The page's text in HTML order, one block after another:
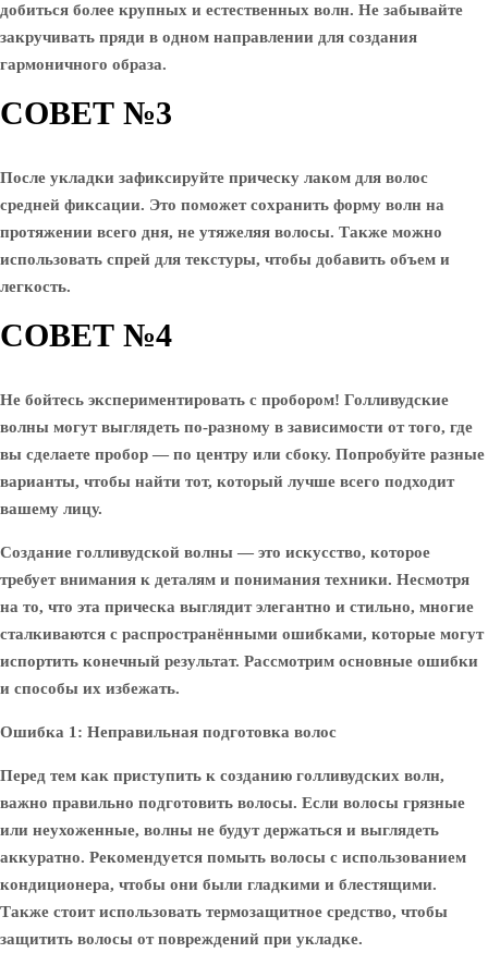
добиться более крупных и естественных волн. Не забывайте
закручивать пряди в одном направлении для создания
гармоничного образа.
СОВЕТ №3
После укладки зафиксируйте прическу лаком для волос
средней фиксации. Это поможет сохранить форму волн на
протяжении всего дня, не утяжеляя волосы. Также можно
использовать спрей для текстуры, чтобы добавить объем и
легкость.
СОВЕТ №4
Не бойтесь экспериментировать с пробором! Голливудские
волны могут выглядеть по-разному в зависимости от того, где
вы сделаете пробор — по центру или сбоку. Попробуйте разные
варианты, чтобы найти тот, который лучше всего подходит
вашему лицу.
Создание голливудской волны — это искусство, которое
требует внимания к деталям и понимания техники. Несмотря
на то, что эта прическа выглядит элегантно и стильно, многие
сталкиваются с распространёнными ошибками, которые могут
испортить конечный результат. Рассмотрим основные ошибки
и способы их избежать.
Ошибка 1: Неправильная подготовка волос
Перед тем как приступить к созданию голливудских волн,
важно правильно подготовить волосы. Если волосы грязные
или неухоженные, волны не будут держаться и выглядеть
аккуратно. Рекомендуется помыть волосы с использованием
кондиционера, чтобы они были гладкими и блестящими.
Также стоит использовать термозащитное средство, чтобы
защитить волосы от повреждений при укладке.